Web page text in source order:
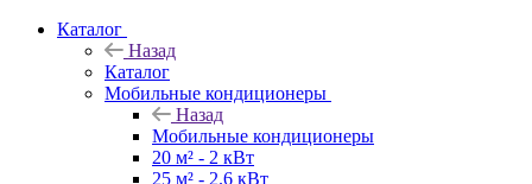
Каталог
Назад
Каталог
Мобильные кондиционеры
Назад
Мобильные кондиционеры
20 м² - 2 кВт
25 м² - 2.6 кВт